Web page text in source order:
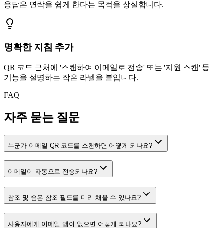
응답은 연락을 쉽게 한다는 목적을 상실합니다.
명확한 지침 추가
QR 코드 근처에 '스캔하여 이메일로 전송' 또는 '지원 스캔' 등
기능을 설명하는 작은 라벨을 붙입니다.
FAQ
자주 묻는 질문
누군가 이메일 QR 코드를 스캔하면 어떻게 되나요?
이메일이 자동으로 전송되나요?
참조 및 숨은 참조 필드를 미리 채울 수 있나요?
사용자에게 이메일 앱이 없으면 어떻게 되나요?